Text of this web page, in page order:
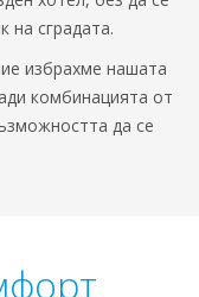
на сградата.
избрахме нашата
комбинацията от
да се